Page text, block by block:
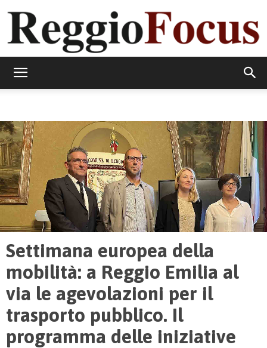
Settimana europea della
mobilità: a Reggio Emilia al
via le agevolazioni per il
trasporto pubblico. Il
programma delle iniziative